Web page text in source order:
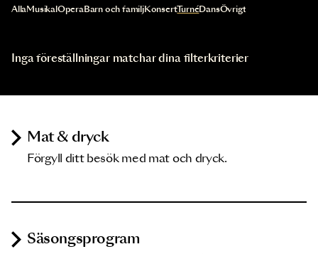
Val av kategori uppdaterar innehållet automatiskt
AllaMusikal OperaBarn och familjKonsertTurnéDansÖvrigt
Inga föreställningar matchar dina filterkriterier
Mat & dryck
Förgyll ditt besök med mat och dryck.
Säsongsprogram